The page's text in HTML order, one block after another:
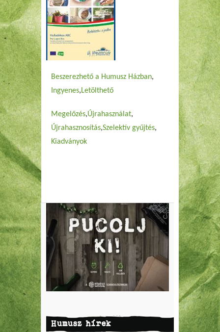
Beszerezhető a Humusz Házban
Ingyenes Letölthető
Megelőzés Újrahasználat
Újrahasznosítás Szelektív gyűjtés
Kiadványok
Humusz hírek